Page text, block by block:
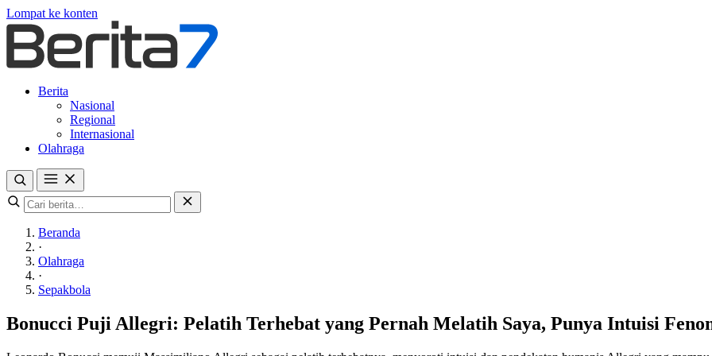
Lompat ke konten
Berita
Nasional
Regional
Internasional
Olahraga
Beranda
·
Olahraga
·
Sepakbola
Bonucci Puji Allegri: Pelatih Terhebat yang Pernah Melatih Saya, Punya Intuisi